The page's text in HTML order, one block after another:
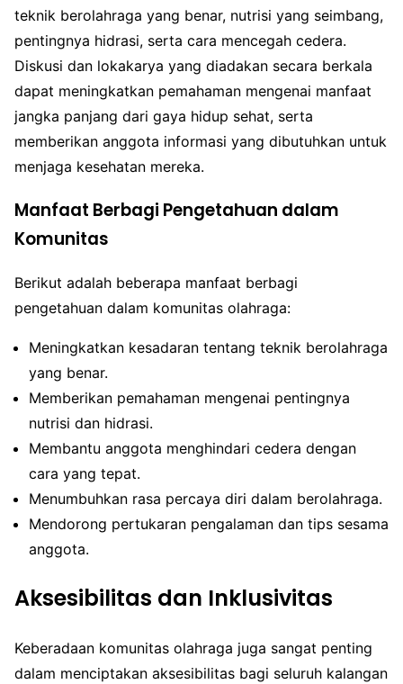
teknik berolahraga yang benar, nutrisi yang seimbang,
pentingnya hidrasi, serta cara mencegah cedera.
Diskusi dan lokakarya yang diadakan secara berkala
dapat meningkatkan pemahaman mengenai manfaat
jangka panjang dari gaya hidup sehat, serta
memberikan anggota informasi yang dibutuhkan untuk
menjaga kesehatan mereka.
Manfaat Berbagi Pengetahuan dalam
Komunitas
Berikut adalah beberapa manfaat berbagi
pengetahuan dalam komunitas olahraga:
Meningkatkan kesadaran tentang teknik berolahraga
yang benar.
Memberikan pemahaman mengenai pentingnya
nutrisi dan hidrasi.
Membantu anggota menghindari cedera dengan
cara yang tepat.
Menumbuhkan rasa percaya diri dalam berolahraga.
Mendorong pertukaran pengalaman dan tips sesama
anggota.
Aksesibilitas dan Inklusivitas
Keberadaan komunitas olahraga juga sangat penting
dalam menciptakan aksesibilitas bagi seluruh kalangan